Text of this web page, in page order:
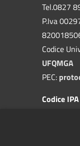
Tel.0827
P.Iva
Codice
UFQMGA
PEC:
Codice IPA